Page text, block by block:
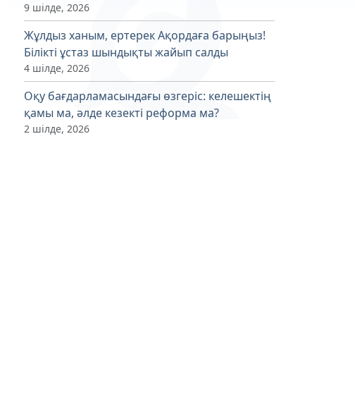
9 шілде, 2026
Жұлдыз ханым, ертерек Ақордаға барыңыз!
Білікті ұстаз шындықты жайып салды
4 шілде, 2026
Оқу бағдарламасындағы өзгеріс: келешектің
қамы ма, әлде кезекті реформа ма?
2 шілде, 2026